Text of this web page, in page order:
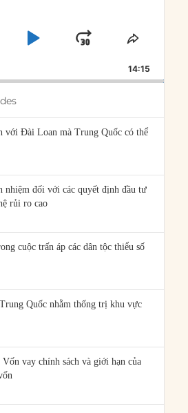
PLAYJUMP
FORWARD
SHARE
14:15
với Đài Loan mà Trung Quốc có thể
nhiệm đối với các quyết định đầu tư
rủi ro cao
cuộc trấn áp các dân tộc thiểu số
Quốc nhằm thống trị khu vực
vay chính sách và giới hạn của